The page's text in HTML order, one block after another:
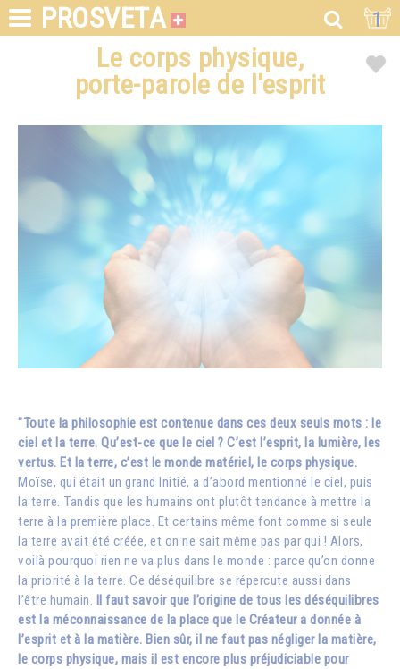
PROSVETA 1
Le corps physique,
porte-parole de l'esprit
"Toute la philosophie est contenue dans ces deux seuls mots : le
ciel et la terre. Qu’est-ce que le ciel ? C’est l’esprit, la lumière, les
vertus. Et la terre, c’est le monde matériel, le corps physique.
Moïse, qui était un grand Initié, a d’abord mentionné le ciel, puis
la terre. Tandis que les humains ont plutôt tendance à mettre la
terre à la première place. Et certains même font comme si seule
la terre avait été créée, et on ne sait même pas par qui ! Alors,
voilà pourquoi rien ne va plus dans le monde : parce qu’on donne
la priorité à la terre. Ce déséquilibre se répercute aussi dans
l’être humain. Il faut savoir que l’origine de tous les déséquilibres
est la méconnaissance de la place que le Créateur a donnée à
l’esprit et à la matière. Bien sûr, il ne faut pas négliger la matière,
le corps physique, mais il est encore plus préjudiciable pour